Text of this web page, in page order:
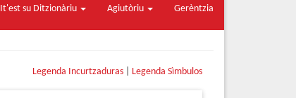
It'est su Ditzionàriu Agiutòriu Gerèntzia
Legenda Incurtzaduras Legenda Sìmbulos